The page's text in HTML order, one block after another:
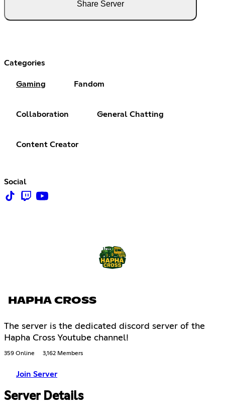
Share Server
Categories
Gaming Fandom
Collaboration General Chatting
Content Creator
Social
HAPHA CROSS
The server is the dedicated discord server of the
Hapha Cross Youtube channel!
359 Online 3,162 Members
Join Server
Server Details